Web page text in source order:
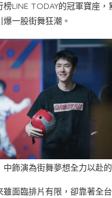
LINE TODAY的冠軍寶座
一股街舞狂潮。
中飾演為街舞夢想全力以赴
雖面臨排片有限，卻靠著全